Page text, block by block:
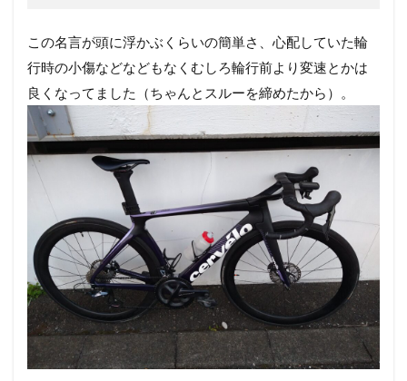
この名言が頭に浮かぶくらいの簡単さ、心配していた輪
行時の小傷などなどもなくむしろ輪行前より変速とかは
良くなってました（ちゃんとスルーを締めたから）。